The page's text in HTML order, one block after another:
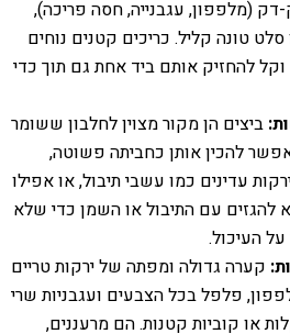
דק (מלפפון, עגבנייה, חסה פריכה),
טונה קליל. כריכים קטנים נוחים
להחזיק אותם ביד אחת גם תוך כדי
ביצים הן מקור מצוין לחלבון ששומר
להכין אותן כחביתה פשוטה,
עדינים כמו עשבי תיבול, או אפילו
להגזים עם התיבול או השמן כדי שלא
על העיכול.
קערה גדולה ומפתה של ירקות טריים
פלפל בכל הצבעים ועגבניות שרי
או קוביות קטנות. הם מרעננים,